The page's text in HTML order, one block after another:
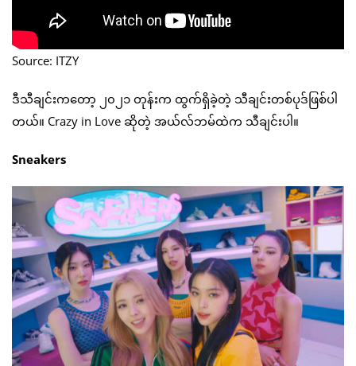
Source: ITZY
ဒီသီချင်းကတော့ ၂၀၂၁ တုန်းက ထွက်ရှိခဲ့တဲ့ သီချင်းတစ်ပုဒ်ဖြစ်ပါ
တယ်။ Crazy in Love ဆိုတဲ့ အယ်လ်ဘမ်ထဲက သီချင်းပါ။
Sneakers